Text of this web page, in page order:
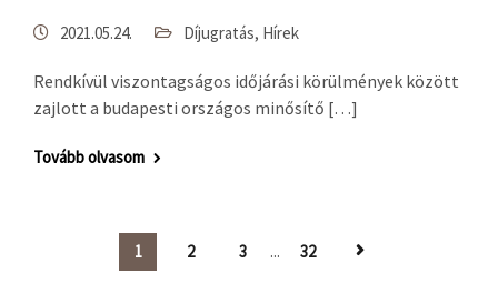
2021.05.24. Díjugratás, Hírek
Rendkívül viszontagságos időjárási körülmények között
zajlott a budapesti országos minősítő […]
Tovább olvasom
1 2 3 ... 32